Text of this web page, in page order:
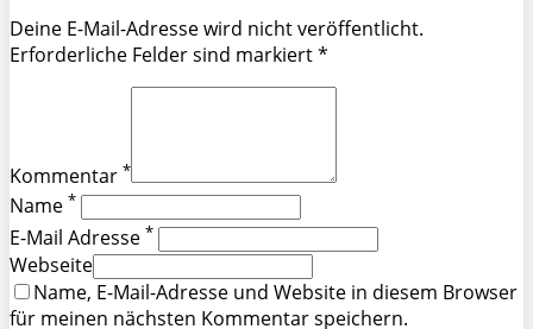
Deine E-Mail-Adresse wird nicht veröffentlicht.
Erforderliche Felder sind markiert *
Kommentar *
Name *
E-Mail Adresse *
Webseite
Name, E-Mail-Adresse und Website in diesem Browser
für meinen nächsten Kommentar speichern.